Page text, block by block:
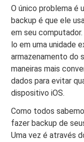
O único problema é
backup é que ele
em seu
lo em uma unidade
armazenamento do
maneiras mais
dados para evitar
dispositivo iOS.
Como todos
fazer backup de
Uma vez é através